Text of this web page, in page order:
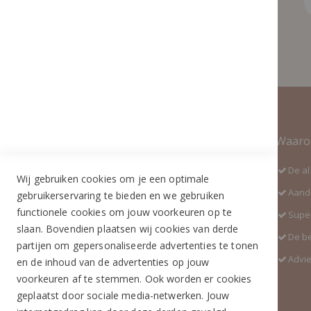
Industrieweg 3 GH
5688 DP Oirschot
Telefoon:
+31 (0)499 377 311
WhatsApp:
+31 (0)6 291 00 419 (nieuw nummer)
E-mail:
De
De
Wij gebruiken cookies om je een optimale
gebruikerservaring te bieden en we gebruiken
functionele cookies om jouw voorkeuren op te
slaan. Bovendien plaatsen wij cookies van derde
partijen om gepersonaliseerde advertenties te tonen
en de inhoud van de advertenties op jouw
voorkeuren af te stemmen. Ook worden er cookies
geplaatst door sociale media-netwerken. Jouw